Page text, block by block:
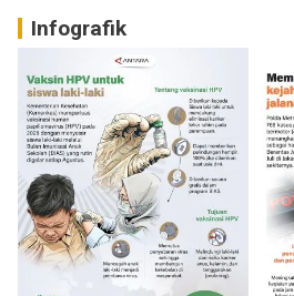
Infografik